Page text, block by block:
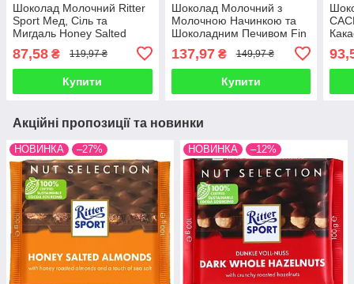
Шоколад Молочний Ritter
Sport Мед, Сіль та
Мигдаль Honey Salted
Almonds 100 г Німеччина
87,58 ₴ 119,97 ₴
Купити
Шоколад Молочний з
Молочною Начинкою та
Шоколадним Печивом Fin
Kingsize Neo 300 г
Німеччина
137,97₴ 149,97 ₴
Купити
Акційні пропозиції та новинки
НОВИНКА –27% НОВИНКА –12%